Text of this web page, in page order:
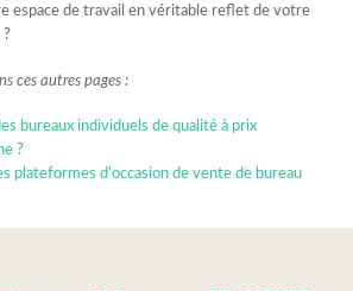
espace de travail en véritable reflet de votre
?
ces autres pages :
bureaux individuels de qualité à prix
?
plateformes d’occasion de vente de bureau